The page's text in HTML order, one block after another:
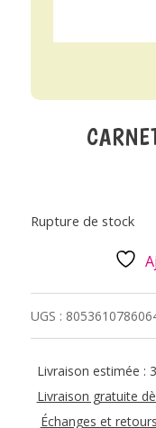
Rupture de stock
UGS :
Livraison estimée :
Livraison gratuite
Échanges et